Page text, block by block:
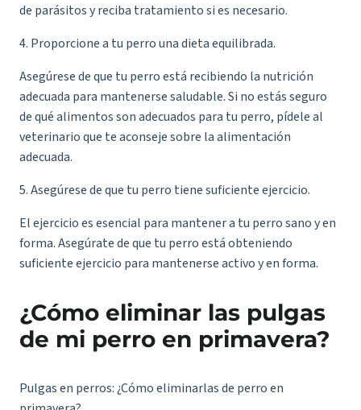
de parásitos y reciba tratamiento si es necesario.
4. Proporcione a tu perro una dieta equilibrada.
Asegúrese de que tu perro está recibiendo la nutrición
adecuada para mantenerse saludable. Si no estás seguro
de qué alimentos son adecuados para tu perro, pídele al
veterinario que te aconseje sobre la alimentación
adecuada.
5. Asegúrese de que tu perro tiene suficiente ejercicio.
El ejercicio es esencial para mantener a tu perro sano y en
forma. Asegúrate de que tu perro está obteniendo
suficiente ejercicio para mantenerse activo y en forma.
¿Cómo eliminar las pulgas
de mi perro en primavera?
Pulgas en perros: ¿Cómo eliminarlas de perro en